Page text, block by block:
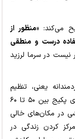
می‌کند: «منظور از
درست و منطقی
نیست در سرما لرزید
یعنی، تنظیم
دمای رفاه حدود ۲۰ درجه سانتی‌گراد، تنظیم دمای پکیج بین ۵۰ تا ۶۰
در مکان‌های خالی
کردن زندگی در